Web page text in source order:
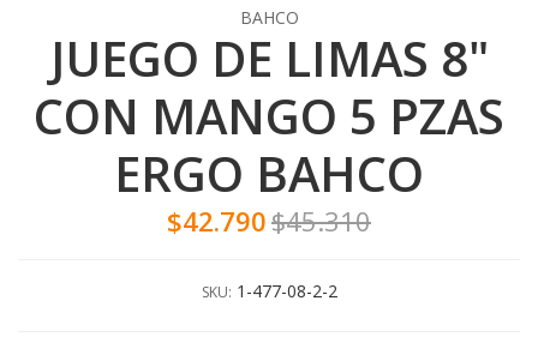
BAHCO
JUEGO DE LIMAS 8"
CON MANGO 5 PZAS
ERGO BAHCO
$42.790$45.310
SKU: 1-477-08-2-2